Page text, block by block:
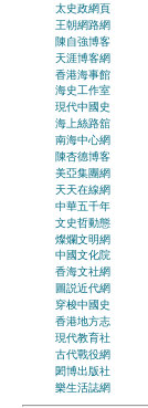
太史政網頁
王朝網路網
陳自強博客
天涯博客網
香港海事館
海史工作室
現代中國史
海上絲路舘
南海中心網
陳杏德博客
美亞集團網
天天在線網
中華五千年
文史哲動態
燦爛文明網
中國文化院
香海文社網
圖説近代網
穿梭中國史
香港地方志
現代教育社
古代戰役網
閎博出版社
樂生活誌網